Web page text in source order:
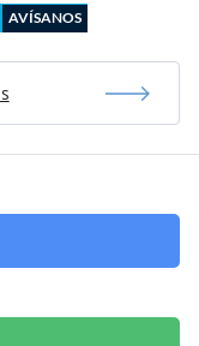
AVÍSANOS